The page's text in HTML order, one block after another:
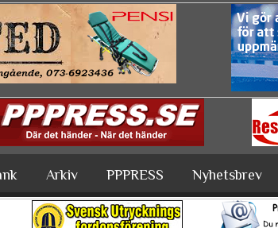
Arkiv PPPRESS Nyhetsbrev